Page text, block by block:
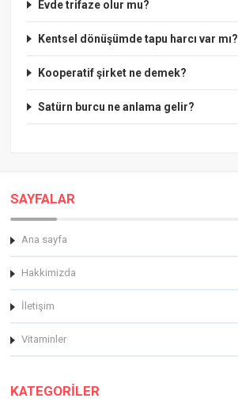
Evde trifaze olur mu?
Kentsel dönüşümde tapu harcı var mı?
Kooperatif şirket ne demek?
Satürn burcu ne anlama gelir?
SAYFALAR
Ana sayfa
Hakkimizda
İletişim
Vitaminler
KATEGORİLER